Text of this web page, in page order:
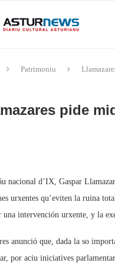
Patrimoniu
pide
nacional d’IX, Gaspar
urxentes qu’eviten la ruina
una intervención urxente, y la
anunció que, dada la so
por aciu iniciatives